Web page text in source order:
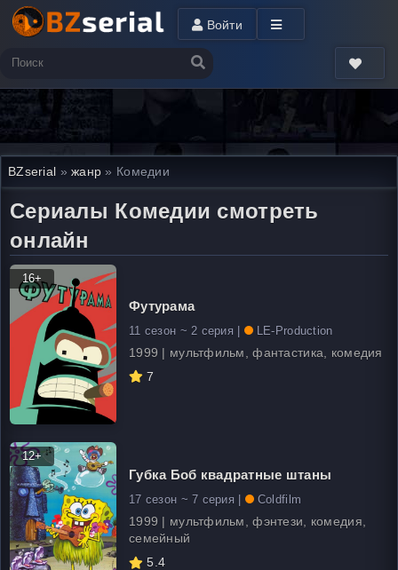
Войти
BZserial »жанр » Комедии
Сериалы Комедии смотреть
онлайн
16+
Футурама
11 сезон ~ 2 серия | LE-Production
1999 | мультфильм, фантастика, комедия
7
12+
Губка Боб квадратные штаны
17 сезон ~ 7 серия | Coldfilm
1999 | мультфильм, фэнтези, комедия,
семейный
5.4